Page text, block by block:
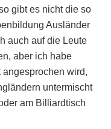
gibt es nicht die so
Ausländer
auch auf die Leute
aber ich habe
angesprochen wird,
untermischt
am Billiardtisch